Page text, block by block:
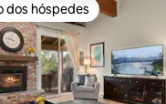
preferidos dos
dos hóspedes